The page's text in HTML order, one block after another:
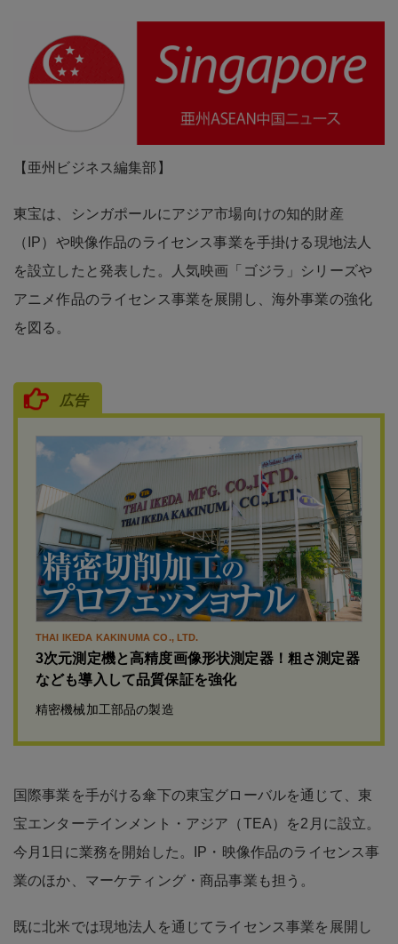
【亜州ビジネス編集部】
東宝は、シンガポールにアジア市場向けの知的財産
（IP）や映像作品のライセンス事業を手掛ける現地法人
を設立したと発表した。人気映画「ゴジラ」シリーズや
アニメ作品のライセンス事業を展開し、海外事業の強化
を図る。
広告
THAI IKEDA KAKINUMA CO., LTD.
3次元測定機と高精度画像形状測定器！粗さ測定器
なども導入して品質保証を強化
精密機械加工部品の製造
国際事業を手がける傘下の東宝グローバルを通じて、東
宝エンターテインメント・アジア（TEA）を2月に設立。
今月1日に業務を開始した。IP・映像作品のライセンス事
業のほか、マーケティング・商品事業も担う。
既に北米では現地法人を通じてライセンス事業を展開し